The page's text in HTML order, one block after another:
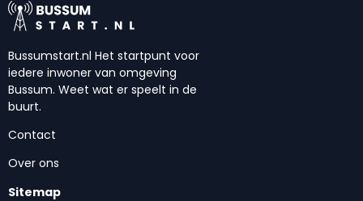
Bussumstart.nl Het startpunt voor
iedere inwoner van omgeving
Bussum. Weet wat er speelt in de
buurt.
Contact
Over ons
Sitemap